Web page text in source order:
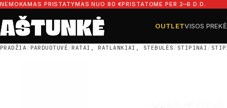
Pereiti prie turinio
NEMOKAMAS PRISTATYMAS NUO 80 €PRISTATOME PER 2–6 D.D.
OUTLETVISOS
Ieškoti dalių
Ieškoti
PRADŽIA/PARDUOTUVĖ/RATAI, RATLANKIAI, STEBULĖS/ STIPINAI /